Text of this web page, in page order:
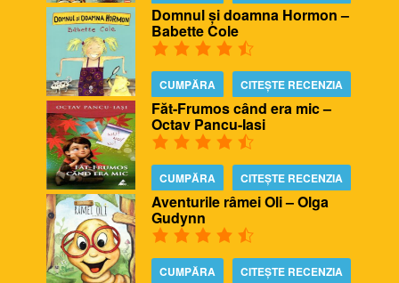
Domnul și doamna Hormon –
Babette Cole
CUMPĂRA CITEȘTE RECENZIA
Făt-Frumos când era mic –
Octav Pancu-Iasi
CUMPĂRA CITEȘTE RECENZIA
Aventurile râmei Oli – Olga
Gudynn
CUMPĂRA CITEȘTE RECENZIA